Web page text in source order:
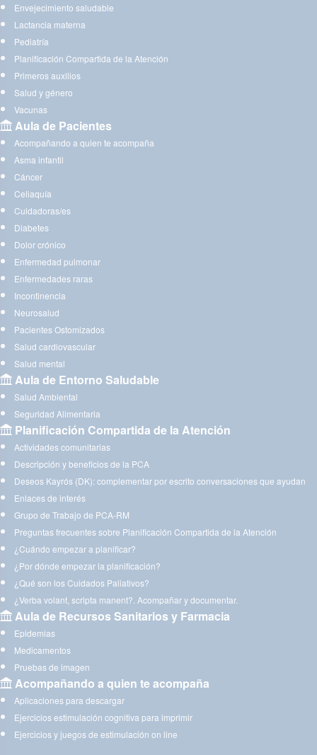
Envejecimiento saludable
Lactancia materna
Pediatría
Planificación Compartida de la Atención
Primeros auxilios
Salud y género
Vacunas
Aula de Pacientes
Acompañando a quien te acompaña
Asma infantil
Cáncer
Celiaquía
Cuidadoras/es
Diabetes
Dolor crónico
Enfermedad pulmonar
Enfermedades raras
Incontinencia
Neurosalud
Pacientes Ostomizados
Salud cardiovascular
Salud mental
Aula de Entorno Saludable
Salud Ambiental
Seguridad Alimentaria
Planificación Compartida de la Atención
Actividades comunitarias
Descripción y beneficios de la PCA
Deseos Kayrós (DK): complementar por escrito conversaciones que ayudan
Enlaces de interés
Grupo de Trabajo de PCA-RM
Preguntas frecuentes sobre Planificación Compartida de la Atención
¿Cuándo empezar a planificar?
¿Por dónde empezar la planificación?
¿Qué son los Cuidados Paliativos?
¿Verba volant, scripta manent?. Acompañar y documentar.
Aula de Recursos Sanitarios y Farmacia
Epidemias
Medicamentos
Pruebas de imagen
Acompañando a quien te acompaña
Aplicaciones para descargar
Ejercicios estimulación cognitiva para imprimir
Ejercicios y juegos de estimulación on line